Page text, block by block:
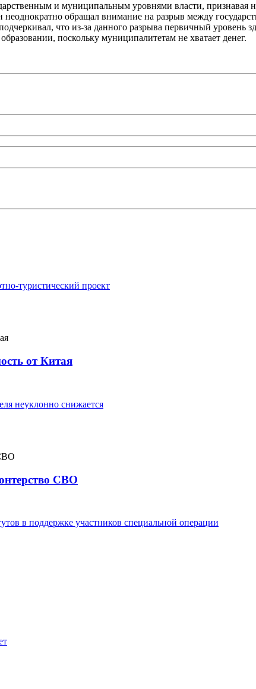
и муниципальным уровнями власти, признавая
обращал внимание на разрыв между
что из-за данного разрыва первичный уровень
поскольку муниципалитетам не хватает денег.
туристический проект
от Китая
неуклонно снижается
СВО
в поддержке участников специальной операции